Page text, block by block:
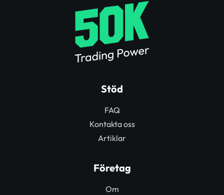
Stöd
FAQ
Kontakta oss
Artiklar
Företag
Om